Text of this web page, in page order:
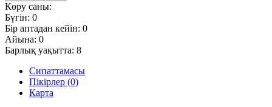
Көру саны:
Бүгін: 0
Бір аптадан кейін: 0
Айына: 0
Барлық уақытта: 8
Сипаттамасы
Пікірлер (0)
Карта